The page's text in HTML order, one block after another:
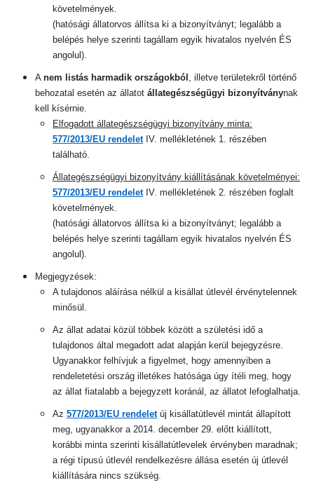
követelmények.
(hatósági állatorvos állítsa ki a bizonyítványt; legalább a
belépés helye szerinti tagállam egyik hivatalos nyelvén ÉS
angolul).
A nem listás harmadik országokból , illetve területekről történő
behozatal esetén az állatot állategészségügyi bizonyítványnak
kell kísérnie.
Elfogadott állategészségügyi bizonyítvány minta:
577/2013/EU rendelet IV. mellékletének 1. részében
található.
Állategészségügyi bizonyítvány kiállításának követelményei:
577/2013/EU rendelet IV. mellékletének 2. részében foglalt
követelmények.
(hatósági állatorvos állítsa ki a bizonyítványt; legalább a
belépés helye szerinti tagállam egyik hivatalos nyelvén ÉS
angolul).
Megjegyzések:
A tulajdonos aláírása nélkül a kisállat útlevél érvénytelennek
minősül.
Az állat adatai közül többek között a születési idő a
tulajdonos által megadott adat alapján kerül bejegyzésre.
Ugyanakkor felhívjuk a figyelmet, hogy amennyiben a
rendeletetési ország illetékes hatósága úgy ítéli meg, hogy
az állat fiatalabb a bejegyzett koránál, az állatot lefoglalhatja.
Az 577/2013/EU rendelet új kisállatútlevél mintát állapított
meg, ugyanakkor a 2014. december 29. előtt kiállított,
korábbi minta szerinti kisállatútlevelek érvényben maradnak;
a régi típusú útlevél rendelkezésre állása esetén új útlevél
kiállítására nincs szükség.